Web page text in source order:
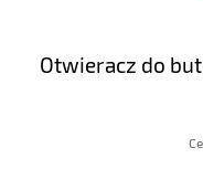
Otwieracz do